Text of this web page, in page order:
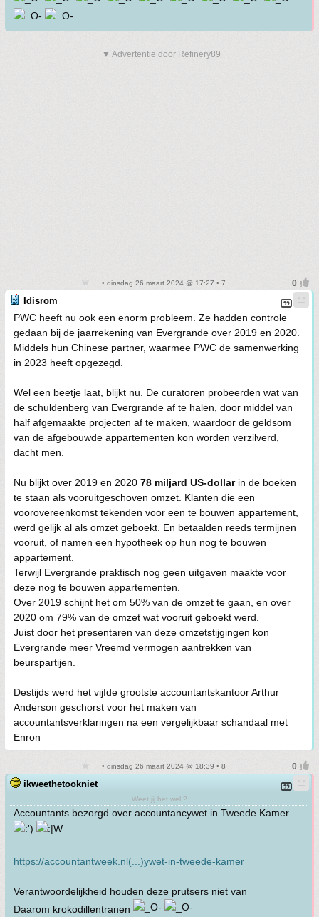
▼ Advertentie door Refinery89
• dinsdag 26 maart 2024 @ 17:27 • 7
Idisrom
PWC heeft nu ook een enorm probleem. Ze hadden controle
gedaan bij de jaarrekening van Evergrande over 2019 en 2020.
Middels hun Chinese partner, waarmee PWC de samenwerking
in 2023 heeft opgezegd.
Wel een beetje laat, blijkt nu. De curatoren probeerden wat van
de schuldenberg van Evergrande af te halen, door middel van
half afgemaakte projecten af te maken, waardoor de geldsom
van de afgebouwde appartementen kon worden verzilverd,
dacht men.
Nu blijkt over 2019 en 2020 78 miljard US-dollarin de boeken
te staan als vooruitgeschoven omzet. Klanten die een
voorovereenkomst tekenden voor een te bouwen appartement,
werd gelijk al als omzet geboekt. En betaalden reeds termijnen
vooruit, of namen een hypotheek op hun nog te bouwen
appartement.
Terwijl Evergrande praktisch nog geen uitgaven maakte voor
deze nog te bouwen appartementen.
Over 2019 schijnt het om 50% van de omzet te gaan, en over
2020 om 79% van de omzet wat vooruit geboekt werd.
Juist door het presentaren van deze omzetstijgingen kon
Evergrande meer Vreemd vermogen aantrekken van
beurspartijen.
Destijds werd het vijfde grootste accountantskantoor Arthur
Anderson geschorst voor het maken van
accountantsverklaringen na een vergelijkbaar schandaal met
Enron
• dinsdag 26 maart 2024 @ 18:39 • 8
ikweethetookniet
Weet jij het wel ?
Accountants bezorgd over accountancywet in Tweede Kamer.
https://accountantweek.nl(...)ywet-in-tweede-kamer
Verantwoordelijkheid houden deze prutsers niet van
Daarom krokodillentranen